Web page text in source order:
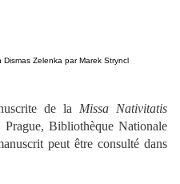
Zelenka par Marek Stryncl
de la Missa Nativitatis
Bibliothèque Nationale
peut être consulté dans